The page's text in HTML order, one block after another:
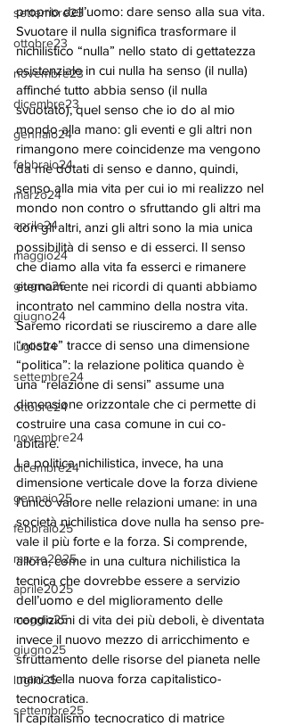
settembre23
ottobre23
novembre23
dicembre23
gennaio24
febbraio24
marzo24
aprile24
maggio24
giugno26
giugno24
luglio24
settembre24
ottobre24
novembre24
dicembre24
gennaio25
febbraio25
marzo2025
aprile2025
maggio25
giugno25
luglio25
settembre25
proprio dell’uomo: dare senso alla sua vita.
Svuotare il nulla significa trasformare il
nichilistico “nulla” nello stato di gettatezza
esistenziale in cui nulla ha senso (il nulla)
affinché tutto abbia senso (il nulla
svuotato), quel senso che io do al mio
mondo alla mano: gli eventi e gli altri non
rimangono mere coincidenze ma vengono
da me dotati di senso e danno, quindi,
senso alla mia vita per cui io mi realizzo nel
mondo non contro o sfruttando gli altri ma
con gli altri, anzi gli altri sono la mia unica
possibilità di senso e di esserci. Il senso
che diamo alla vita fa esserci e rimanere
eternamente nei ricordi di quanti abbiamo
incontrato nel cammino della nostra vita.
Saremo ricordati se riusciremo a dare alle
“nostre” tracce di senso una dimensione
“politica”: la relazione politica quando è
una “relazione di sensi” assume una
dimensione orizzontale che ci permette di
costruire una casa comune in cui co-
abitare.
La politica nichilistica, invece, ha una
dimensione verticale dove la forza diviene
l’unico valore nelle relazioni umane: in una
società nichilistica dove nulla ha senso pre-
vale il più forte e la forza. Si comprende,
allora, come in una cultura nichilistica la
tecnica che dovrebbe essere a servizio
dell’uomo e del miglioramento delle
condizioni di vita dei più deboli, è diventata
invece il nuovo mezzo di arricchimento e
sfruttamento delle risorse del pianeta nelle
mani della nuova forza capitalistico-
tecnocratica.
Il capitalismo tecnocratico di matrice